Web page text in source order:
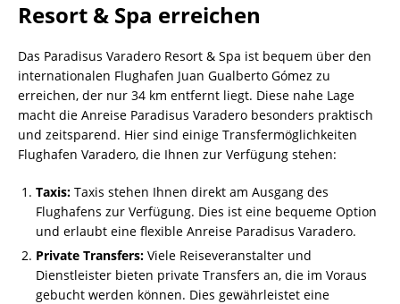
Resort & Spa erreichen
Das Paradisus Varadero Resort & Spa ist bequem über den
internationalen Flughafen Juan Gualberto Gómez zu
erreichen, der nur 34 km entfernt liegt. Diese nahe Lage
macht die Anreise Paradisus Varadero besonders praktisch
und zeitsparend. Hier sind einige Transfermöglichkeiten
Flughafen Varadero, die Ihnen zur Verfügung stehen:
Taxis: Taxis stehen Ihnen direkt am Ausgang des
Flughafens zur Verfügung. Dies ist eine bequeme Option
und erlaubt eine flexible Anreise Paradisus Varadero.
Private Transfers: Viele Reiseveranstalter und
Dienstleister bieten private Transfers an, die im Voraus
gebucht werden können. Dies gewährleistet eine